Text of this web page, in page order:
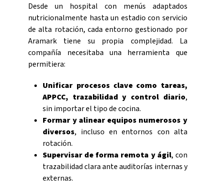
Desde un hospital con menús adaptados
nutricionalmente hasta un estadio con servicio
de alta rotación, cada entorno gestionado por
Aramark tiene su propia complejidad. La
compañía necesitaba una herramienta que
permitiera:
Unificar procesos clave como tareas,
APPCC, trazabilidad y control diario,
sin importar el tipo de cocina.
Formar y alinear equipos numerosos y
diversos, incluso en entornos con alta
rotación.
Supervisar de forma remota y ágil, con
trazabilidad clara ante auditorías internas y
externas.